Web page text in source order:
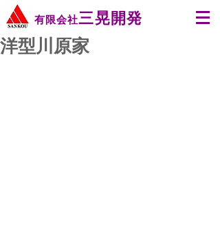
有限会社三晃開発
洋型川原家